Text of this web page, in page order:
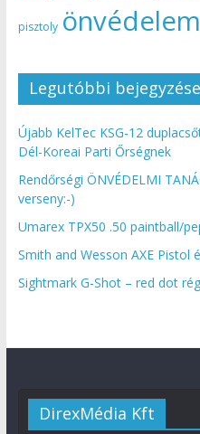
pisztoly önvédelem
Legutóbbi
Újabb KelTec KSG-12
Dél-Koreai Parti Őrségnek
Rendőrségi ÖNVÉDELMI
verseny:-)
Umarex TPX50 .50 paintball/
Smith and Wesson AXE Pistol
Sightmark G-Shot – red dot
DirexMédia Kft